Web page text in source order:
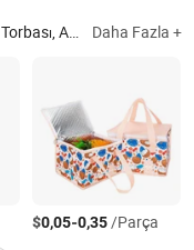
Torbası, Dokusuz Torba, Öğle Yemeği Paketleme Torbası, Kahve Torbası, Musluk Poşeti Daha Fazla +
$0,05-0,35/Parça